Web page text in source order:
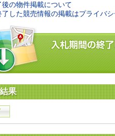
の物件掲載について
了した競売情報の掲載はプライバ
果